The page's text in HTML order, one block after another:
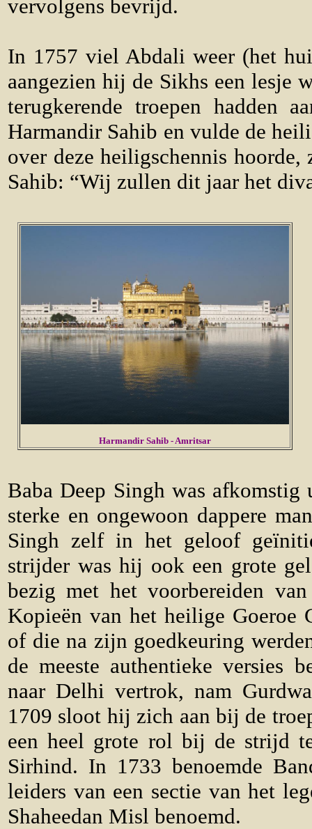
vervolgens bevrijd.
In 1757 viel Abdali weer (het
aangezien hij de Sikhs een lesje
terugkerende troepen hadden
Harmandir Sahib en vulde de
over deze heiligschennis
Sahib: “Wij zullen dit jaar het
Harmandir Sahib - Amritsar
Baba Deep Singh was
sterke en ongewoon dappere
Singh zelf in het geloof
strijder was hij ook een grote
bezig met het voorbereiden
Kopieën van het heilige Goeroe
of die na zijn goedkeuring
de meeste authentieke versies
naar Delhi vertrok, nam
1709 sloot hij zich aan bij de
een heel grote rol bij de strijd
Sirhind. In 1733 benoemde
leiders van een sectie van het
Shaheedan Misl benoemd.